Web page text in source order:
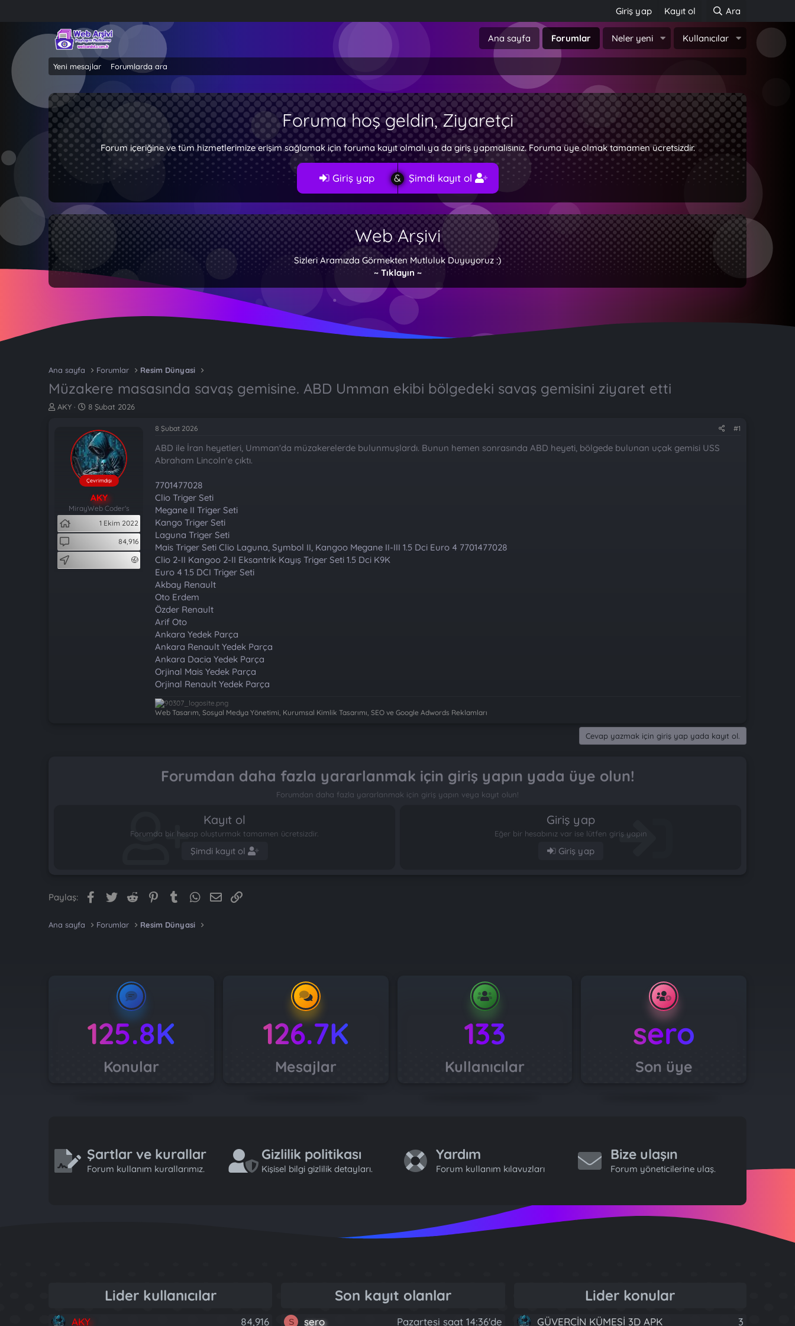
Giriş yap Kayıt ol Ara
Ana sayfa Forumlar Neler yeni Kullanıcılar
Yeni mesajlar Forumlarda ara
Foruma hoş geldin, Ziyaretçi
Forum içeriğine ve tüm hizmetlerimize erişim sağlamak için foruma kayıt olmalı ya da giriş yapmalısınız. Foruma üye olmak tamamen ücretsizdir.
Giriş yap Şimdi kayıt ol
Web Arşivi
Sizleri Aramızda Görmekten Mutluluk Duyuyoruz :)
~ Tıklayın ~
Ana sayfa Forumlar Resim Dünyasi
Müzakere masasında savaş gemisine. ABD Umman ekibi bölgedeki savaş gemisini ziyaret etti
K
a
t
a
n
AKY
B
l
a
n
g
ı
a
i
8 Şubat 2026
Çevrimdışı
AKY
MirayWeb Coder's
1 Ekim 2022
84,916
8 Şubat 2026 #1
ABD ile İran heyetleri, Umman'da müzakerelerde bulunmuşlardı. Bunun hemen sonrasında ABD heyeti, bölgede bulunan uçak gemisi USS
Abraham Lincoln'e çıktı.
7701477028
Clio Triger Seti
Megane II Triger Seti
Kango Triger Seti
Laguna Triger Seti
Mais Triger Seti Clio Laguna, Symbol II, Kangoo Megane II-III 1.5 Dci Euro 4 7701477028
Clio 2-II Kangoo 2-II Eksantrik Kayış Triger Seti 1.5 Dci K9K
Euro 4 1.5 DCI Triger Seti
Akbay Renault
Oto Erdem
Özder Renault
Arif Oto
Ankara Yedek Parça
Ankara Renault Yedek Parça
Ankara Dacia Yedek Parça
Orjinal Mais Yedek Parça
Orjinal Renault Yedek Parça
Web Tasarım, Sosyal Medya Yönetimi, Kurumsal Kimlik Tasarımı, SEO ve Google Adwords Reklamları
Cevap yazmak için giriş yap yada kayıt ol.
Forumdan daha fazla yararlanmak için giriş yapın yada üye olun!
Forumdan daha fazla yararlanmak için giriş yapın veya kayıt olun!
Kayıt ol
Forumda bir hesap oluşturmak tamamen ücretsizdir.
Şimdi kayıt ol
Giriş yap
Eğer bir hesabınız var ise lütfen giriş yapın
Giriş yap
Paylaş: Facebook
Twitter Reddit PinterestTumblrWhatsApp
E-posta
Ana sayfa Forumlar Resim Dünyasi
125.8K
Konular
126.7K
Mesajlar
133
Kullanıcılar
sero
Son üye
Şartlar ve kurallar
Forum kullanım kurallarımız.
Gizlilik politikası
Kişisel bilgi gizlilik detayları.
Yardım
Forum kullanım kılavuzları
Bize ulaşın
Forum yöneticilerine ulaş.
Lider kullanıcılar
AKY 84,916
Son kayıt olanlar
S sero Pazartesi saat 14:36'de
Lider konular
GÜVERCİN KÜMESİ 3D APK 3